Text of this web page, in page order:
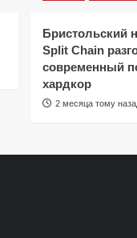
Бристольский
Split Chain
современный
хардкор
2 месяца тому